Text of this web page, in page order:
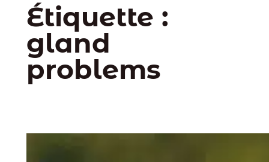
Étiquette :
gland
problems